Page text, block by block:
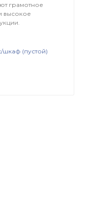
грамотное
высокое
шкаф (пустой)